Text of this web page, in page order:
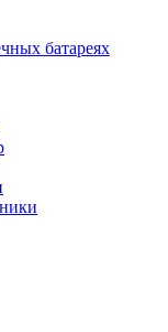
батареях